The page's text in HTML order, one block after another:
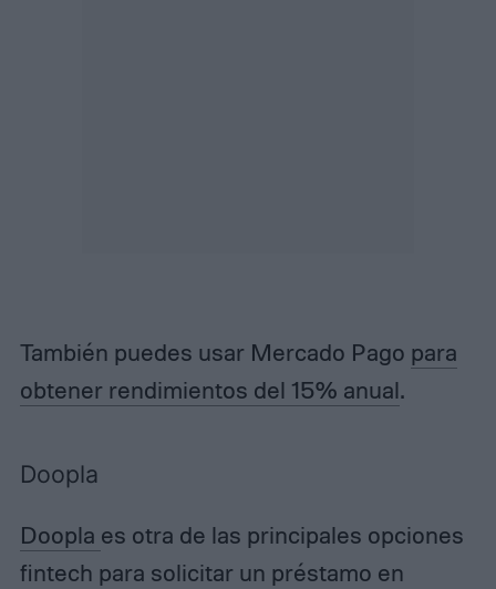
También puedes usar Mercado Pago para
obtener rendimientos del 15% anual.
Doopla
Doopla es otra de las principales opciones
fintech para solicitar un préstamo en